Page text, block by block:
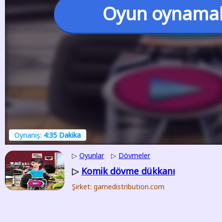
Oyun
Oynanış: 4:35 Dakika
▷ Oyunlar ▷ Dövmeler
▷ Komik dövme dükkanı
Şirket: gamedistribution.com